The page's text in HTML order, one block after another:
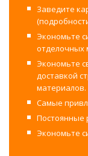
Заведите
Экономьте
отделочных
Экономьте
доставкой
материалов.
Самые
Постоянные
Экономьте